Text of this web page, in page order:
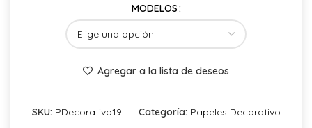
MODELOS
Agregar a la lista de deseos
SKU: PDecorativo19 Categoría: Papeles Decorativo